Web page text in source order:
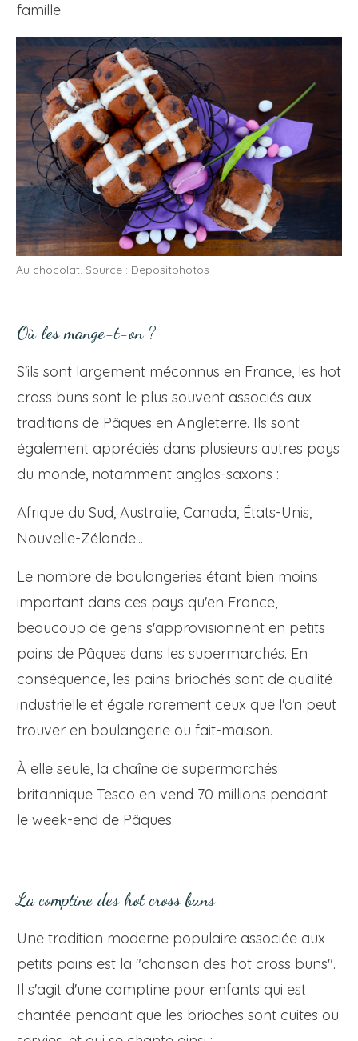
famille.
Au chocolat. Source : Depositphotos
Où les mange-t-on ?
S'ils sont largement méconnus en France, les hot
cross buns sont le plus souvent associés aux
traditions de Pâques en Angleterre. Ils sont
également appréciés dans plusieurs autres pays
du monde, notamment anglos-saxons :
Afrique du Sud, Australie, Canada, États-Unis,
Nouvelle-Zélande...
Le nombre de boulangeries étant bien moins
important dans ces pays qu'en France,
beaucoup de gens s'approvisionnent en petits
pains de Pâques dans les supermarchés. En
conséquence, les pains briochés sont de qualité
industrielle et égale rarement ceux que l'on peut
trouver en boulangerie ou fait-maison.
À elle seule, la chaîne de supermarchés
britannique Tesco en vend 70 millions pendant
le week-end de Pâques.
La comptine des hot cross buns
Une tradition moderne populaire associée aux
petits pains est la "chanson des hot cross buns".
Il s'agit d'une comptine pour enfants qui est
chantée pendant que les brioches sont cuites ou